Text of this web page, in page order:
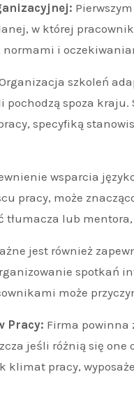
w której
i
szkoleń
pochodzą spoza
specyfiką
wsparcia
pracy, może
tłumacza lub
jest również
spotkań
może
Pracy: Firma powinna
jeśli różnią się
klimat pracy,